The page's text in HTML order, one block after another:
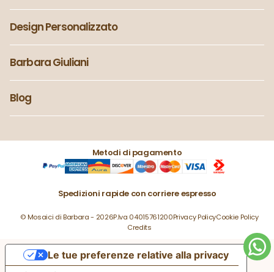
Design Personalizzato
Barbara Giuliani
Blog
© Mosaici di Barbara - 2026P.Iva 04015761200Privacy PolicyCookie Policy
Credits
Metodi di pagamento
Spedizioni rapide con corriere espresso
Le tue preferenze relative alla privacy